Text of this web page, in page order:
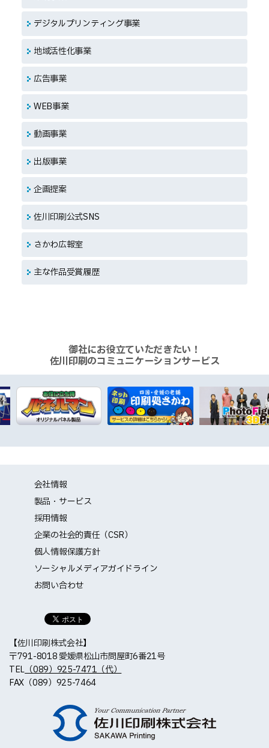
デジタルプリンティング事業
地域活性化事業
広告事業
WEB事業
動画事業
出版事業
企画提案
佐川印刷公式SNS
さかわ広報室
主な作品受賞履歴
御社にお役立ていただきたい！
佐川印刷のコミュニケーションサービス
会社情報
製品・サービス
採用情報
企業の社会的責任（CSR）
個人情報保護方針
ソーシャルメディアガイドライン
お問い合わせ
【佐川印刷株式会社】
〒791-8018 愛媛県松山市問屋町6番21号
TEL （089）925-7471（代）
FAX（089）925-7464